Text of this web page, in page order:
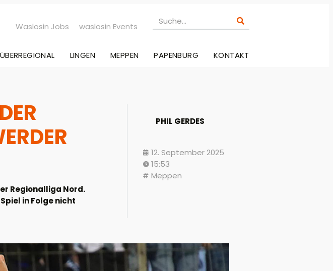
Waslosin Jobs waslosin Events
ÜBERREGIONAL LINGEN MEPPEN PAPENBURG KONTAKT
Regionalliga Nord.
in Folge nicht
PHIL GERDES
12. September 2025
15:53
Meppen